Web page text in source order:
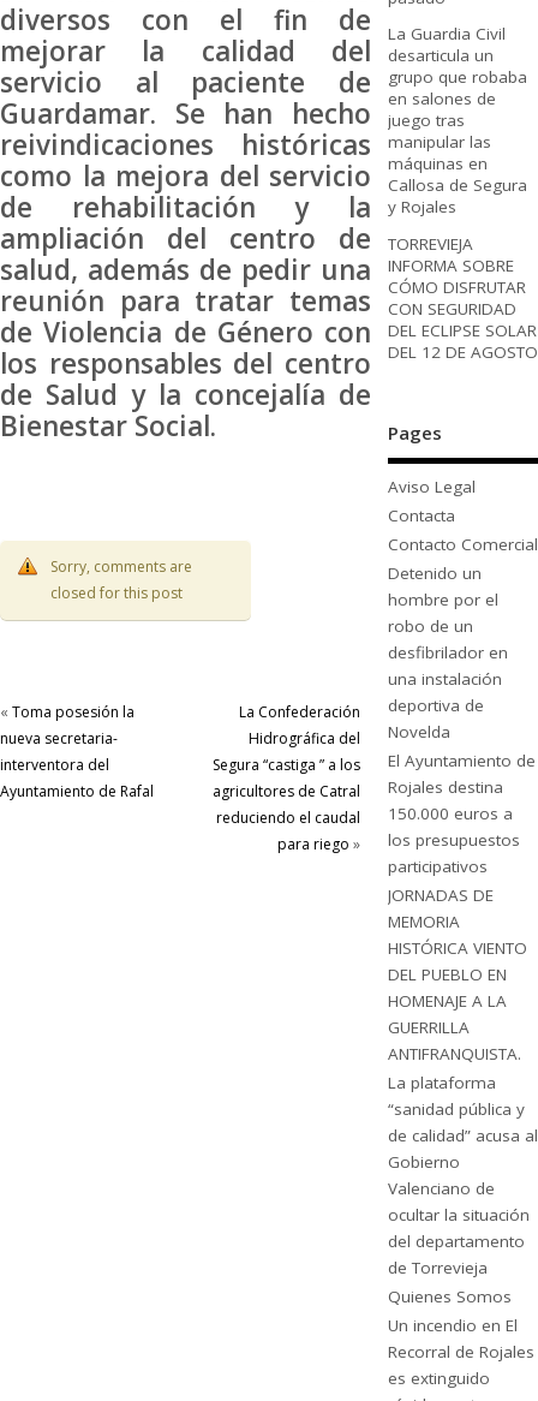
diversos con el fin de
mejorar la calidad del
servicio al paciente de
Guardamar. Se han hecho
reivindicaciones históricas
como la mejora del servicio
de rehabilitación y la
ampliación del centro de
salud, además de pedir una
reunión para tratar temas
de Violencia de Género con
los responsables del centro
de Salud y la concejalía de
Bienestar Social.
Sorry, comments are
closed for this post
« Toma posesión la
nueva secretaria-
interventora del
Ayuntamiento de Rafal
La Confederación
Hidrográfica del
Segura “castiga ” a los
agricultores de Catral
reduciendo el caudal
para riego »
La Guardia Civil
desarticula un
grupo que robaba
en salones de
juego tras
manipular las
máquinas en
Callosa de Segura
y Rojales
TORREVIEJA
INFORMA SOBRE
CÓMO DISFRUTAR
CON SEGURIDAD
DEL ECLIPSE SOLAR
DEL 12 DE AGOSTO
Pages
Aviso Legal
Contacta
Contacto Comercial
Detenido un
hombre por el
robo de un
desfibrilador en
una instalación
deportiva de
Novelda
El Ayuntamiento de
Rojales destina
150.000 euros a
los presupuestos
participativos
JORNADAS DE
MEMORIA
HISTÓRICA VIENTO
DEL PUEBLO EN
HOMENAJE A LA
GUERRILLA
ANTIFRANQUISTA.
La plataforma
“sanidad pública y
de calidad” acusa al
Gobierno
Valenciano de
ocultar la situación
del departamento
de Torrevieja
Quienes Somos
Un incendio en El
Recorral de Rojales
es extinguido